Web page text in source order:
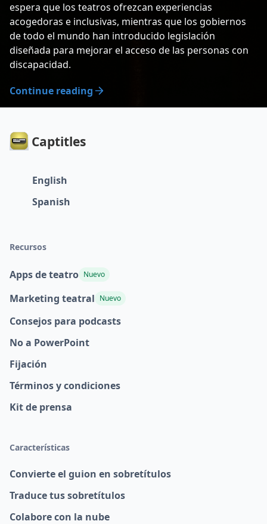
espera que los teatros ofrezcan experiencias
acogedoras e inclusivas, mientras que los gobiernos
de todo el mundo han introducido legislación
diseñada para mejorar el acceso de las personas con
discapacidad.
Continue reading
Captitles
English
Spanish
Recursos
Apps de teatro Nuevo
Marketing teatral Nuevo
Consejos para podcasts
No a PowerPoint
Fijación
Términos y condiciones
Kit de prensa
Características
Convierte el guion en sobretítulos
Traduce tus sobretítulos
Colabore con la nube